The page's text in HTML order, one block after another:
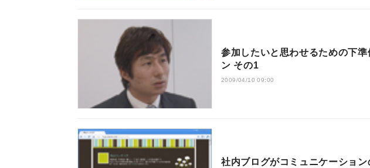
参加したいと思わせるための下
ン その1
2009/04/10 09:00
社内ブログがコミュニケーショ